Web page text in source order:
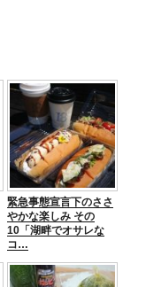
緊急事態宣言下のささ
やかな楽しみ その
10「湖畔でオサレな
コ…